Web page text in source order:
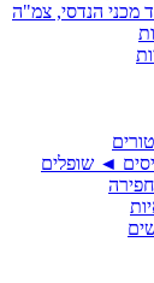
מכני הנדסי, צמ"ה
◄ שופלים